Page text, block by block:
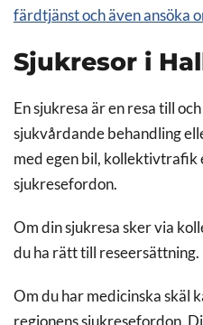
färdtjänst och även ansöka
Sjukresor i
En sjukresa är en resa till
sjukvårdande behandling
med egen bil, kollektivtrafik
sjukresefordon.
Om din sjukresa sker via
du ha rätt till reseersättning.
Om du har medicinska skäl
regionens sjukresefordon.